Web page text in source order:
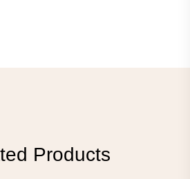
Products